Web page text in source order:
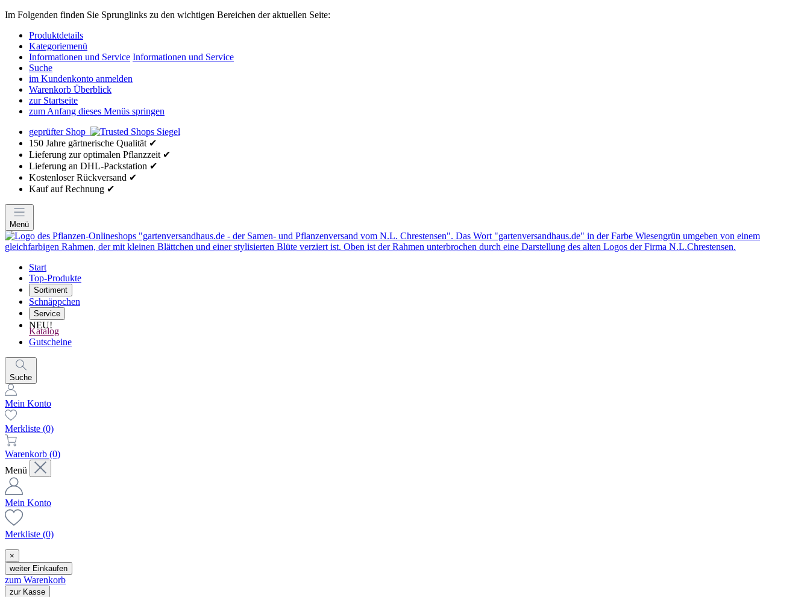
Im Folgenden finden Sie Sprunglinks zu den wichtigen Bereichen der aktuellen Seite:
Produktdetails
Kategoriemenü
Informationen und Service Informationen und Service
Suche
im Kundenkonto anmelden
Warenkorb Überblick
zur Startseite
zum Anfang dieses Menüs springen
geprüfter Shop
150 Jahre gärtnerische Qualität ✔
Lieferung zur optimalen Pflanzzeit ✔
Lieferung an DHL-Packstation ✔
Kostenloser Rückversand ✔
Kauf auf Rechnung ✔
Menü
Start
Top-Produkte
Sortiment
Schnäppchen
Service
NEU!
Katalog
Gutscheine
Suche
Mein Konto
Merkliste (0)
Warenkorb (0)
Menü
Mein Konto
Merkliste (0)
×
weiter Einkaufen
zum Warenkorb
zur Kasse